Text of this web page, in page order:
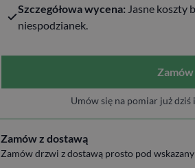
Szczegółowa wycena: Jasne koszty
niespodzianek.
Umów się na pomiar już
Zamów z dostawą
Zamów drzwi z dostawą prosto pod